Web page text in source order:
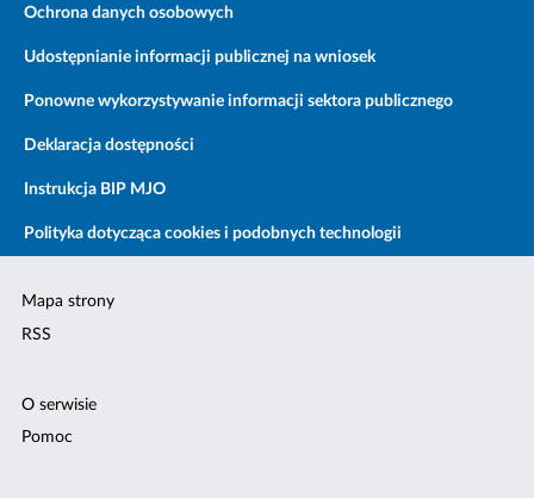
Ochrona danych osobowych
Udostępnianie informacji publicznej na wniosek
Ponowne wykorzystywanie informacji sektora publicznego
Deklaracja dostępności
Instrukcja BIP MJO
Polityka dotycząca cookies i podobnych technologii
Mapa strony
RSS
O serwisie
Pomoc